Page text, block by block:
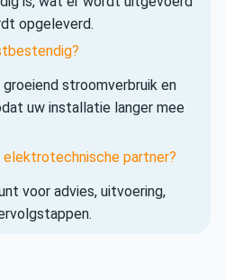
opgeleverd.
stroomverbruik en
uw installatie langer mee
elektrotechnische partner?
voor advies, uitvoering,